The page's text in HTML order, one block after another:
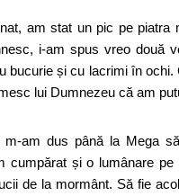
am stat un pic pe piatra
i-am spus vreo două
bucurie și cu lacrimi în ochi.
lui Dumnezeu că am
m-am dus până la Mega
cumpărat și o lumânare
de la mormânt. Să fie